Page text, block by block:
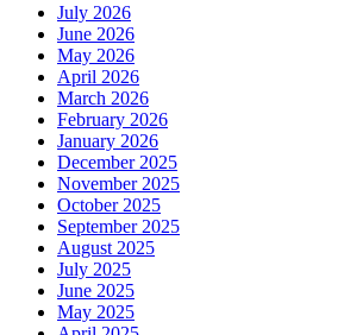
July 2026
June 2026
May 2026
April 2026
March 2026
February 2026
January 2026
December 2025
November 2025
October 2025
September 2025
August 2025
July 2025
June 2025
May 2025